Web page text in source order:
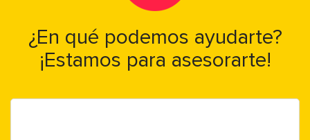
¿En qué podemos ayudarte?
¡Estamos para asesorarte!